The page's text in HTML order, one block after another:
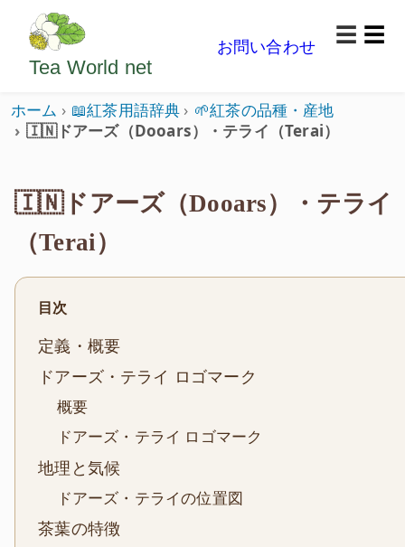
ようこそいらっしゃいました。どうぞごゆっくり楽
Tea World net
お問い合わせ
☰
ホーム 📖紅茶用語辞典
🌱紅茶の品種・産地
🇮🇳ドアーズ（Dooars）・テライ（Terai）
🇮🇳ドアーズ（Dooars）・テライ
（Terai）
目次
定義・概要
ドアーズ・テライ ロゴマーク
概要
ドアーズ・テライ ロゴマーク
地理と気候
ドアーズ・テライの位置図
茶葉の特徴